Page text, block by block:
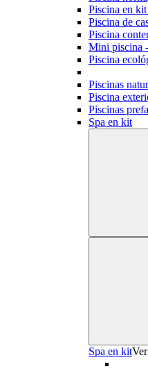
Piscina en
Piscina de
Piscina
Mini piscina
Piscina
Piscinas
Piscina
Piscinas
Spa en kit
Spa en kit